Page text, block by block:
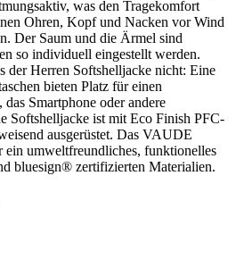
was den Tragekomfort
Ohren, Kopf und Nacken vor Wind
Der Saum und die Ärmel sind
so individuell eingestellt werden.
der Herren Softshelljacke nicht: Eine
bieten Platz für einen
Smartphone oder andere
Softshelljacke ist mit Eco Finish PFC-
ausgerüstet. Das VAUDE
ein umweltfreundliches, funktionelles
bluesign® zertifizierten Materialien.